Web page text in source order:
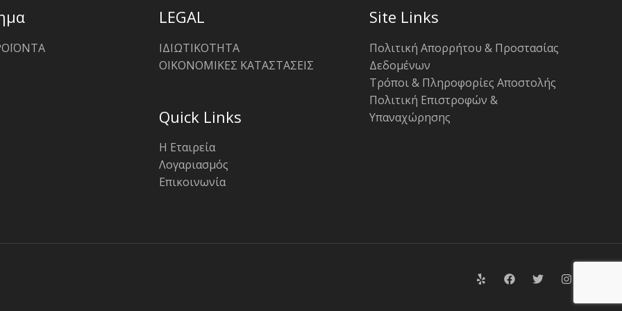
LEGAL
ΙΔΙΩΤΙΚΟΤΗΤΑ
ΟΙΚΟΝΟΜΙΚΕΣ ΚΑΤΑΣΤΑΣΕΙΣ
Quick Links
Η Εταιρεία
Λογαριασμός
Επικοινωνία
Site Links
Πολιτική Απορρήτου & Προστασίας
Δεδομένων
Τρόποι & Πληροφορίες Αποστολής
Πολιτική Επιστροφών &
Υπαναχώρησης